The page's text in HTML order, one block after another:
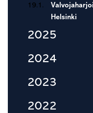
19.1.
Helsinki
2025
2024
2023
2022